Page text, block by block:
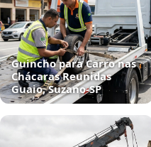
Guincho para Carro nas
Chácaras Reunidas
Guaio, Suzano‑SP